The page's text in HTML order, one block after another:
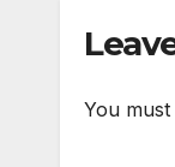
за
You must